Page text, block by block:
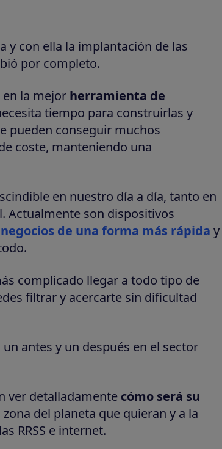
y con ella la implantación de las
por completo.
en la mejor herramienta de
tiempo para construirlas y
pueden conseguir muchos
coste, manteniendo una
en nuestro día a día, tanto en
Actualmente son dispositivos
de una forma más rápida y
complicado llegar a todo tipo de
filtrar y acercarte sin dificultad
antes y un después en el sector
ver detalladamente cómo será su
del planeta que quieran y a la
RRSS e internet.